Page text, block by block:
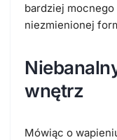
bardziej mocnego
niezmienionej
wnętrz
Mówiąc o